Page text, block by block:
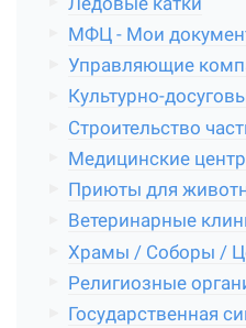
МФЦ - Мои
Управляющие
Культурно-
Строительство
Медицинские
Приюты для
Ветеринарные
Храмы / Соборы /
Религиозные
Государственная